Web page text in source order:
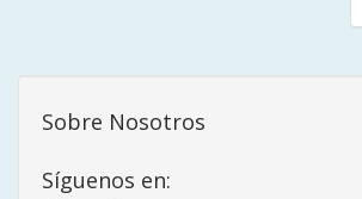
Sobre Nosotros
Síguenos en: